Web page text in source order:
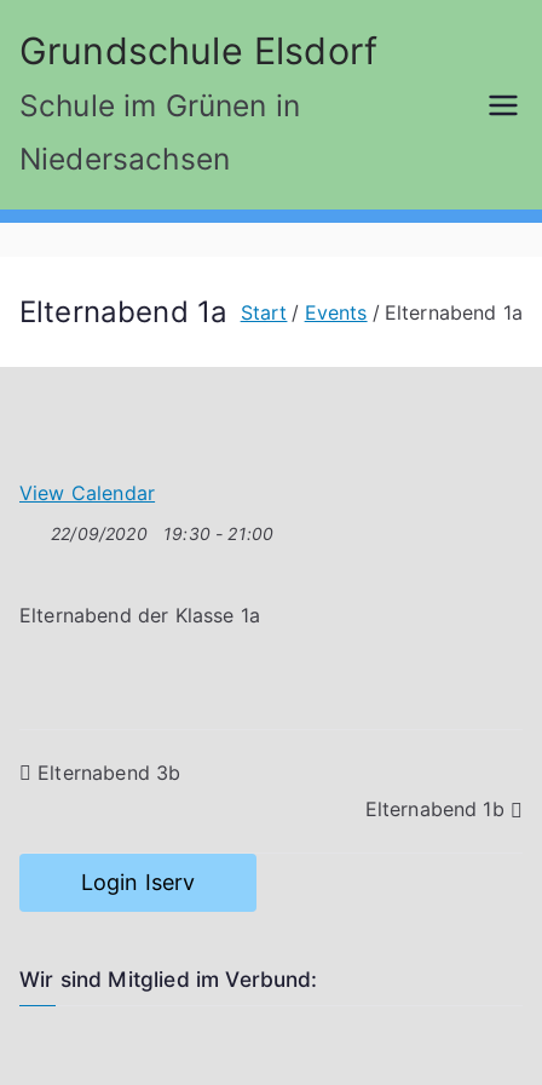
InhaltGrundschule Elsdorf
Schule im Grünen in
Niedersachsen
Elternabend 1a Start Events Elternabend 1a
View Calendar
22/09/2020 19:30 - 21:00
Elternabend der Klasse 1a
Beitragsnavigation
Elternabend 3b
Elternabend 1b
Login Iserv
Wir sind Mitglied im Verbund: